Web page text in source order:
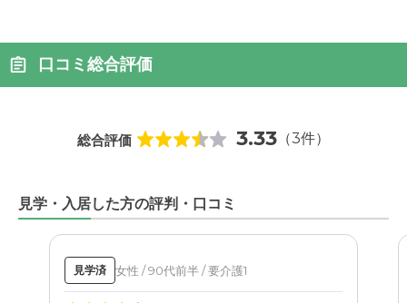
口コミ総合評価
総合評価 3.33 （3件）
見学・入居した方の評判・口コミ
見学済 女性 / 90代前半 / 要介護1